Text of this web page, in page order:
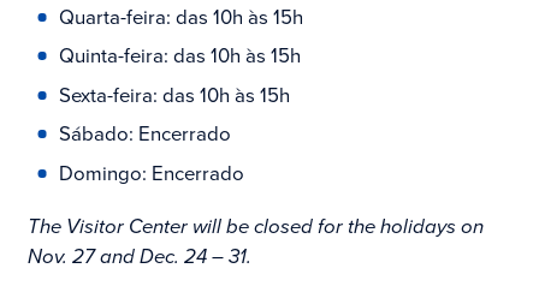
Quarta-feira: das 10h às 15h
Quinta-feira: das 10h às 15h
Sexta-feira: das 10h às 15h
Sábado: Encerrado
Domingo: Encerrado
The Visitor Center will be closed for the holidays on
Nov. 27 and Dec. 24 – 31.